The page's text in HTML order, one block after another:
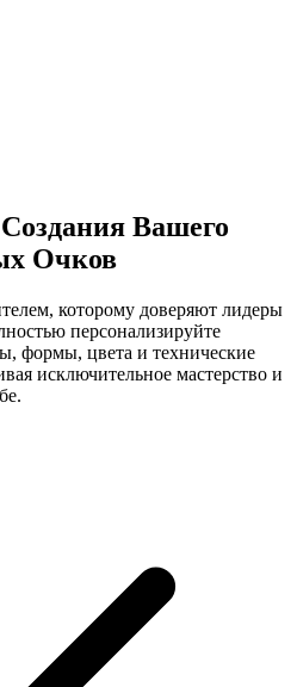
Вашего
Очков
которому доверяют лидеры
персонализируйте
формы, цвета и технические
исключительное мастерство и